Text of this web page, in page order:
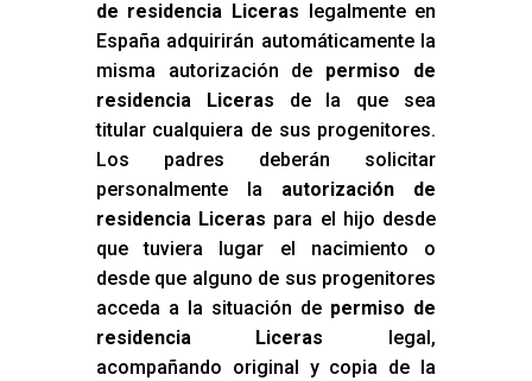
de residencia Liceras legalmente en
España adquirirán automáticamente la
misma autorización de permiso de
residencia Liceras de la que sea
titular cualquiera de sus progenitores.
Los padres deberán solicitar
personalmente la autorización de
residencia Liceras para el hijo desde
que tuviera lugar el nacimiento o
desde que alguno de sus progenitores
acceda a la situación de permiso de
residencia Liceras legal,
acompañando original y copia de la